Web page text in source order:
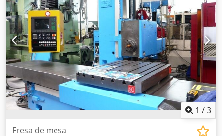
1 /3
Fresa de mesa